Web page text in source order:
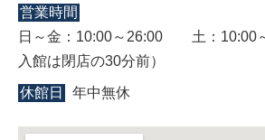
営業時間
日～金：10:00～26:00 土：10:00
入館は閉店の30分前）
休館日 年中無休